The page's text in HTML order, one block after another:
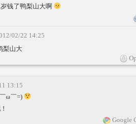
钱了鸭梨山大啊
02/22 14:25
梨山大
13:15
ω￣=)
Google